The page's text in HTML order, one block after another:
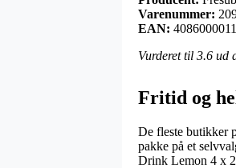
Varenummer:
EAN:
Vurderet til 3.6 ud
Fritid og
De fleste butikker
pakke på et
Drink Lemon 4 x